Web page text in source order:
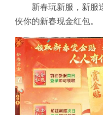
新春玩新服，新服
侠你的新春现金红包。